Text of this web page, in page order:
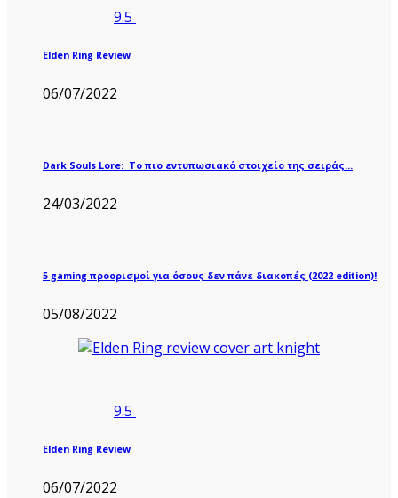
9.5
Elden Ring Review
06/07/2022
Dark Souls Lore: Το πιο εντυπωσιακό στοιχείο της σειράς…
24/03/2022
5 gaming προορισμοί για όσους δεν πάνε διακοπές (2022 edition)!
05/08/2022
9.5
Elden Ring Review
06/07/2022